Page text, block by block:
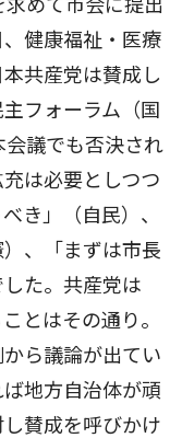
めて市会に提出
健康福祉・医療
共産党は賛成し
フォーラム（国
議でも否決され
は必要としつつ
き」（自民）、
）、「まずは市長
た。共産党は
とはその通り。
ら議論が出てい
地方自治体が頑
賛成を呼びかけ